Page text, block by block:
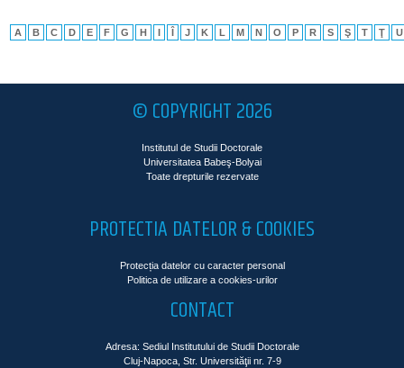
A B C D E F G H I Î J K L M N O P R S Ş T Ţ U
© COPYRIGHT 2026
Institutul de Studii Doctorale
Universitatea Babeş-Bolyai
Toate drepturile rezervate
PROTECTIA DATELOR & COOKIES
Protecția datelor cu caracter personal
Politica de utilizare a cookies-urilor
CONTACT
Adresa: Sediul Institutului de Studii Doctorale
Cluj-Napoca, Str. Universităţii nr. 7-9